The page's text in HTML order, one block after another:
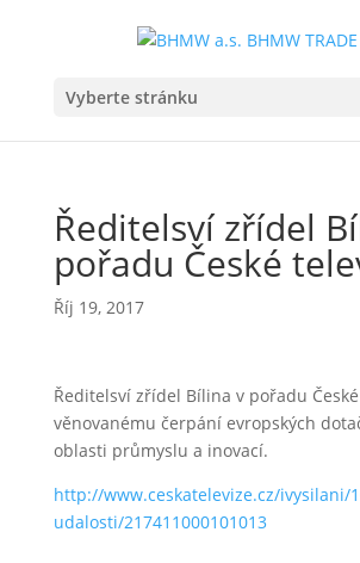
Vyberte stránku
Ředitelsví zřídel
pořadu České
Říj 19, 2017
Ředitelsví zřídel Bílina v pořadu
věnovanému čerpání evropských
oblasti průmyslu a inovací.
http://www.ceskatelevize.cz/ivysilani/
udalosti/217411000101013